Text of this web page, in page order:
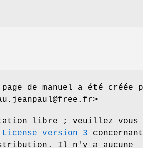
de manuel a été créée
libre ; veuillez vous
License version 3 concernant
Il n'y a aucune